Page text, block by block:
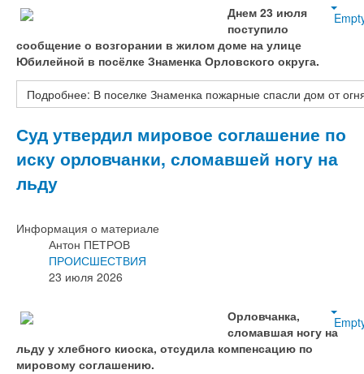
Днем 23 июля
поступило
сообщение о возгорании в жилом доме на улице
Юбилейной в посёлке Знаменка Орловского округа.
Подробнее: В поселке Знаменка пожарные спасли дом от
Суд утвердил мировое соглашение по
иску орловчанки, сломавшей ногу на
льду
Информация о материале
Антон ПЕТРОВ
ПРОИСШЕСТВИЯ
23 июля 2026
Орловчанка,
сломавшая ногу на
льду у хлебного киоска, отсудила компенсацию по
мировому соглашению.